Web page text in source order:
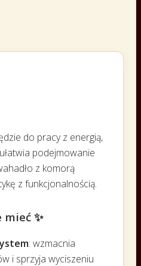
do pracy z energią,
podejmowanie
z komorą
z funkcjonalnością.
✨
: wzmacnia
i sprzyja wyciszeniu